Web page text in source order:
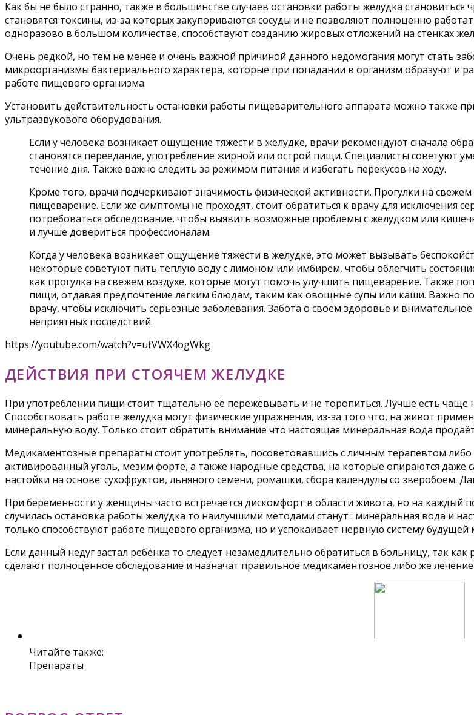
Как бы не было странно, также в большинстве случаев остановки работы желудка становиться
становятся токсины, из-за которых закупориваются сосуды и не позволяют полноценно
одноразово в большом количестве, способствуют созданию жировых отложений на стенках
Очень редкой, но тем не менее и очень важной причиной данного недомогания могут стать
микроорганизмы бактериального характера, которые при попадании в организм образуют и
работе пищевого организма.
Установить действительность остановки работы пищеварительного аппарата можно также
ультразвукового оборудования.
Если у человека возникает ощущение тяжести в желудке, врачи рекомендуют сначала
становятся переедание, употребление жирной или острой пищи. Специалисты советуют
течение дня. Также важно следить за режимом питания и избегать перекусов на ходу.
Кроме того, врачи подчеркивают значимость физической активности. Прогулки на
пищеварение. Если же симптомы не проходят, стоит обратиться к врачу для исключения
потребоваться обследование, чтобы выявить возможные проблемы с желудком или
и лучше довериться профессионалам.
Когда у человека возникает ощущение тяжести в желудке, это может вызывать
некоторые советуют пить теплую воду с лимоном или имбирем, чтобы облегчить
как прогулка на свежем воздухе, которые могут помочь улучшить пищеварение. Также
пищи, отдавая предпочтение легким блюдам, таким как овощные супы или каши. Важно
врачу, чтобы исключить серьезные заболевания. Забота о своем здоровье и
неприятных последствий.
https://youtube.com/watch?v=ufVWX4ogWkg
ДЕЙСТВИЯ ПРИ СТОЯЧЕМ ЖЕЛУДКЕ
При употреблении пищи стоит тщательно её пережёвывать и не торопиться. Лучше есть
Способствовать работе желудка могут физические упражнения, из-за того что, на живот
минеральную воду. Только стоит обратить внимание что настоящая минеральная вода
Медикаментозные препараты стоит употреблять, посоветовавшись с личным терапевтом
активированный уголь, мезим форте, а также народные средства, на которые опираются
настойки на основе: сухофруктов, льняного семени, ромашки, сбора календулы со зверобоем.
При беременности у женщины часто встречается дискомфорт в области живота, но на каждый
случилась остановка работы желудка то наилучшими методами станут : минеральная вода и
только способствуют работе пищевого организма, но и успокаивает нервную систему будущей
Если данный недуг застал ребёнка то следует незамедлительно обратиться в больницу, так
сделают полноценное обследование и назначат правильное медикаментозное либо же
Читайте также:
Препараты